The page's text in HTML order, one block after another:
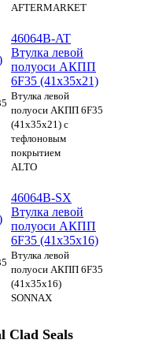
AFTERMARKET
46064B-AT
Втулка левой
полуоси АКПП
6F35 (41х35х21)
Втулка левой
полуоси АКПП 6F35
(41х35х21) с
тефлоновым
покрытием
ALTO
46064B-SX
Втулка левой
полуоси АКПП
6F35 (41х35х16)
Втулка левой
полуоси АКПП 6F35
(41х35х16)
SONNAX
Clad Seals